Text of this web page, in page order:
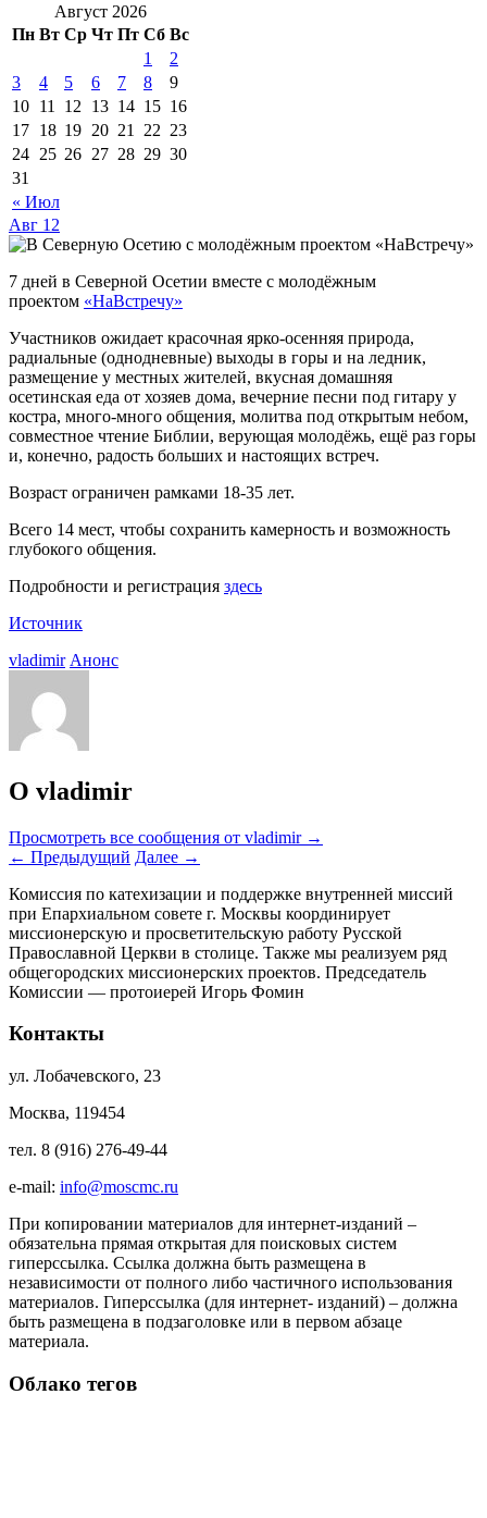
Август 2026
Пн Вт Ср Чт Пт Сб Вс
« Июл
1
2
3
4 5 6 7 8
9
10 11 12 13 14 15 16
17 18 19 20 21 22 23
24 25 26 27 28 29 30
31
Авг 12
7 дней в Северной Осетии вместе с молодёжным
проектом «НаВстречу»
Участников ожидает красочная ярко-осенняя природа,
радиальные (однодневные) выходы в горы и на ледник,
размещение у местных жителей, вкусная домашняя
осетинская еда от хозяев дома, вечерние песни под гитару у
костра, много-много общения, молитва под открытым небом,
совместное чтение Библии, верующая молодёжь, ещё раз горы
и, конечно, радость больших и настоящих встреч.
Возраст ограничен рамками 18-35 лет.
Всего 14 мест, чтобы сохранить камерность и возможность
глубокого общения.
Подробности и регистрация здесь
Источник
vladimir Анонс
О vladimir
Просмотреть все сообщения от vladimir →
← Предыдущий Далее →
Комиссия по катехизации и поддержке внутренней миссий
при Епархиальном совете г. Москвы координирует
миссионерскую и просветительскую работу Русской
Православной Церкви в столице. Также мы реализуем ряд
общегородских миссионерских проектов. Председатель
Комиссии — протоиерей Игорь Фомин
Контакты
ул. Лобачевского, 23
Москва, 119454
тел. 8 (916) 276-49-44
e-mail: info@moscmc.ru
При копировании материалов для интернет-изданий –
обязательна прямая открытая для поисковых систем
гиперссылка. Ссылка должна быть размещена в
независимости от полного либо частичного использования
материалов. Гиперссылка (для интернет- изданий) – должна
быть размещена в подзаголовке или в первом абзаце
материала.
Облако тегов